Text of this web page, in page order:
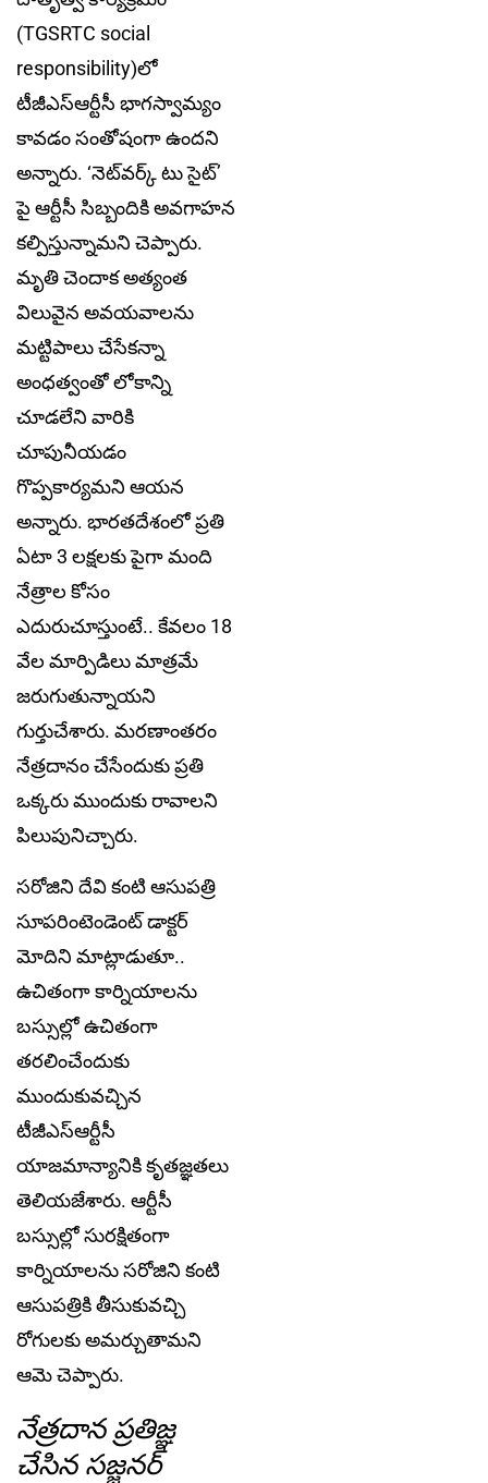
(TGSRTC social
responsibility)లో
టీజీఎస్ఆర్టీసీ భాగ‌స్వామ్యం
కావ‌డం సంతోషంగా ఉంద‌ని
అన్నారు. ‘నెట్‌వ‌ర్క్ టు సైట్’
పై ఆర్టీసీ సిబ్బందికి అవ‌గాహ‌న
క‌ల్పిస్తున్నామ‌ని చెప్పారు.
మృతి చెందాక అత్యంత
విలువైన అవ‌య‌వాల‌ను
మ‌ట్టిపాలు చేసేక‌న్నా
అంధ‌త్వంతో లోకాన్ని
చూడ‌లేని వారికి
చూపునీయ‌డం
గొప్ప‌కార్యమ‌ని ఆయ‌న
అన్నారు. భారతదేశంలో ప్ర‌తి
ఏటా 3 లక్షలకు పైగా మంది
నేత్రాల కోసం
ఎదురుచూస్తుంటే.. కేవ‌లం 18
వేల మార్పిడిలు మాత్ర‌మే
జ‌రుగుతున్నాయ‌ని
గుర్తుచేశారు. మ‌ర‌ణాంత‌రం
నేత్రదానం చేసేందుకు ప్ర‌తి
ఒక్క‌రు ముందుకు రావాలని
పిలుపునిచ్చారు.
స‌రోజిని దేవి కంటి ఆసుప‌త్రి
సూప‌రింటెండెంట్ డాక్ట‌ర్
మోదిని మాట్లాడుతూ..
ఉచితంగా కార్నియాల‌ను
బ‌స్సుల్లో ఉచితంగా
త‌ర‌లించేందుకు
ముందుకువ‌చ్చిన
టీజీఎస్ఆర్టీసీ
యాజ‌మాన్యానికి కృత‌జ్ఞ‌త‌లు
తెలియజేశారు. ఆర్టీసీ
బ‌స్సుల్లో సుర‌క్షితంగా
కార్నియాల‌ను స‌రోజిని కంటి
ఆసుప‌త్రికి తీసుకువ‌చ్చి
రోగుల‌కు అమ‌ర్చుతామ‌ని
ఆమె చెప్పారు.
నేత్ర‌దాన ప్ర‌తిజ్ఞ
చేసిన స‌జ్జ‌న‌ర్